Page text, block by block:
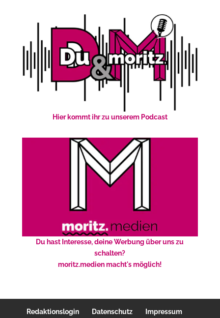
Hier kommt ihr zu unserem Podcast
Du hast Interesse, deine Werbung über uns zu
schalten?
moritz.medien macht's möglich!
Redaktionslogin Datenschutz Impressum